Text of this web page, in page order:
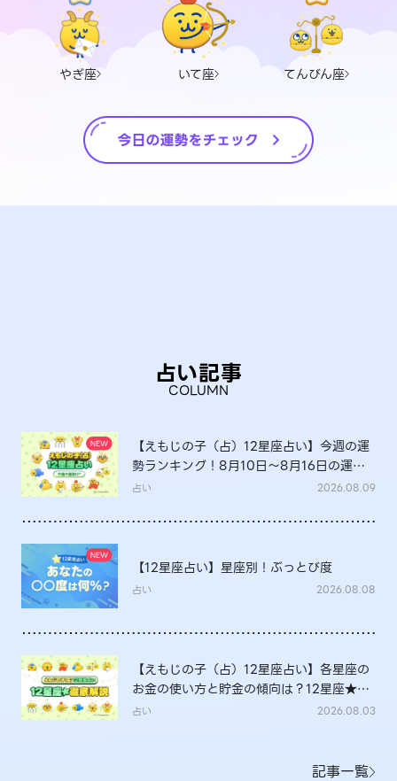
やぎ座 いて座 てんびん座
占い記事
COLUMN
【えもじの子（占）12星座占い】今週の運
勢ランキング！8月10日～8月16日の運勢
は？
占い 2026.08.09
【12星座占い】星座別！ぶっとび度
占い 2026.08.08
【えもじの子（占）12星座占い】各星座の
お金の使い方と貯金の傾向は？12星座★徹
底解説
占い 2026.08.03
記事一覧